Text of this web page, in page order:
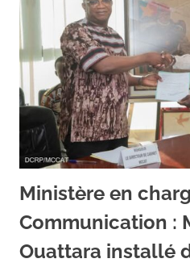
Ministère en
Communication :
Ouattara installé